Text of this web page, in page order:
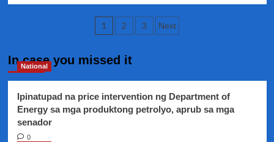
US
Senators
para
sa
nina
Posts
1 2 3 Next
In case you missed it
National
Ipinatupad na price intervention ng Department of
Energy sa mga produktong petrolyo, aprub sa mga
senador
0